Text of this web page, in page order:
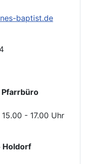
baptist.de
- 17.00 Uhr
Holdorf